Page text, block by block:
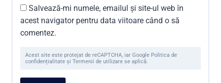
Salvează-mi numele, emailul și site-ul web în
acest navigator pentru data viitoare când o să
comentez.
Acest site este protejat de reCAPTCHA, iar Google Politica de
confidențialitate și Termenii de utilizare se aplică.